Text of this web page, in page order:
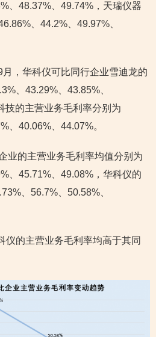
、48.37%、49.74%，天瑞仪器
、44.2%、49.97%、
，华科仪可比同行企业雪迪龙的
、43.29%、43.85%、
技的主营业务毛利率分别为
、40.06%、44.07%。
业的主营业务毛利率均值分别为
、45.71%、49.08%，华科仪的
、56.7%、50.58%、
仪的主营业务毛利率均高于其同